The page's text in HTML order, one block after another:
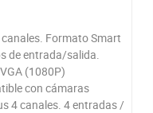
Formato Smart
de entrada/salida.
(1080P)
con cámaras
4 canales. 4 entradas /